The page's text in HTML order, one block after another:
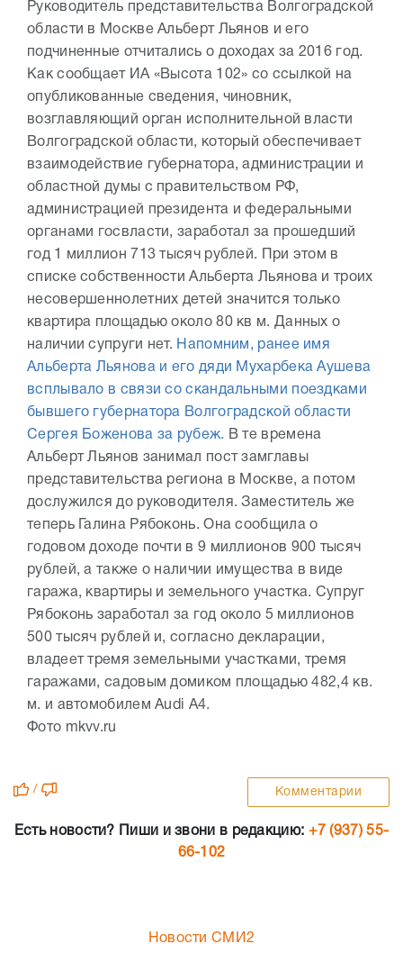
Руководитель представительства Волгоградской
области в Москве Альберт Льянов и его
подчиненные отчитались о доходах за 2016 год.
Как сообщает ИА «Высота 102» со ссылкой на
опубликованные сведения, чиновник,
возглавляющий орган исполнительной власти
Волгоградской области, который обеспечивает
взаимодействие губернатора, администрации и
областной думы с правительством РФ,
администрацией президента и федеральными
органами госвласти, заработал за прошедший
год 1 миллион 713 тысяч рублей. При этом в
списке собственности Альберта Льянова и троих
несовершеннолетних детей значится только
квартира площадью около 80 кв м. Данных о
наличии супруги нет. Напомним, ранее имя
Альберта Льянова и его дяди Мухарбека Аушева
всплывало в связи со скандальными поездками
бывшего губернатора Волгоградской области
Сергея Боженова за рубеж. В те времена
Альберт Льянов занимал пост замглавы
представительства региона в Москве, а потом
дослужился до руководителя. Заместитель же
теперь Галина Рябоконь. Она сообщила о
годовом доходе почти в 9 миллионов 900 тысяч
рублей, а также о наличии имущества в виде
гаража, квартиры и земельного участка. Супруг
Рябоконь заработал за год около 5 миллионов
500 тысяч рублей и, согласно декларации,
владеет тремя земельными участками, тремя
гаражами, садовым домиком площадью 482,4 кв.
м. и автомобилем Аudi A4.
Фото mkvv.ru
/ Комментарии
Есть новости? Пиши и звони в редакцию: +7 (937) 55-
66-102
Новости СМИ2